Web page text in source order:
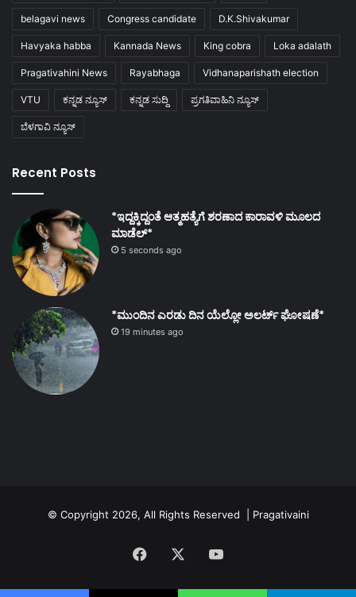
belagavi news Congress candidate D.K.Shivakumar
Havyaka habba Kannada News King cobra Loka adalath
Pragativahini News Rayabhaga Vidhanaparishath election
VTU ಕನ್ನಡ ನ್ಯೂಸ್ ಕನ್ನಡ ಸುದ್ದಿ ಪ್ರಗತಿವಾಹಿನಿ ನ್ಯೂಸ್
ಬೆಳಗಾವಿ ನ್ಯೂಸ್
Recent Posts
*ಇದ್ದಕ್ಕಿದ್ದಂತೆ ಆತ್ಮಹತ್ಯೆಗೆ ಶರಣಾದ ಕಾರಾವಳಿ ಮೂಲದ
ಮಾಡೆಲ್*
5 seconds ago
*ಮುಂದಿನ ಎರಡು ದಿನ ಯೆಲ್ಲೋ ಅಲರ್ಟ್ ಘೋಷಣೆ*
19 minutes ago
© Copyright 2026, All Rights Reserved | Pragativaini
Facebook YouTube